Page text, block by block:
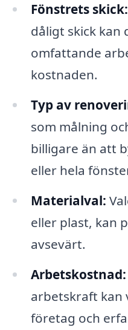
Fönstrets skick:
dåligt skick kan
omfattande
kostnaden.
Typ av
som målning
billigare än att
eller hela
Materialval:
eller plast, kan
avsevärt.
Arbetskostnad:
arbetskraft kan
företag och